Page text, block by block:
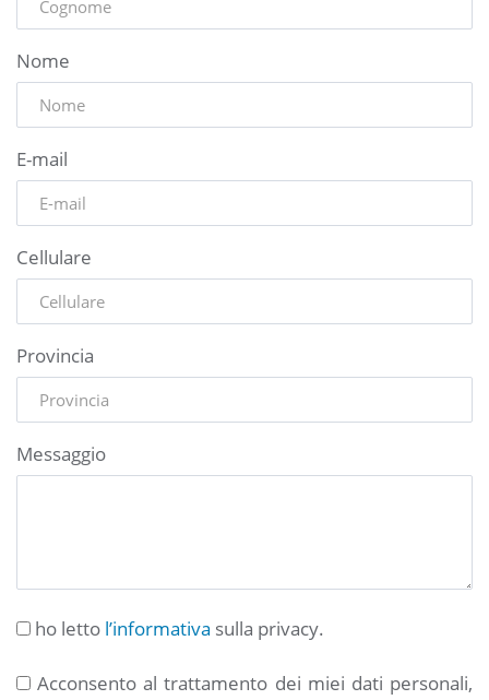
Nome
E-mail
Cellulare
Provincia
Messaggio
ho letto l’informativa sulla privacy.
Acconsento al trattamento dei miei dati personali,